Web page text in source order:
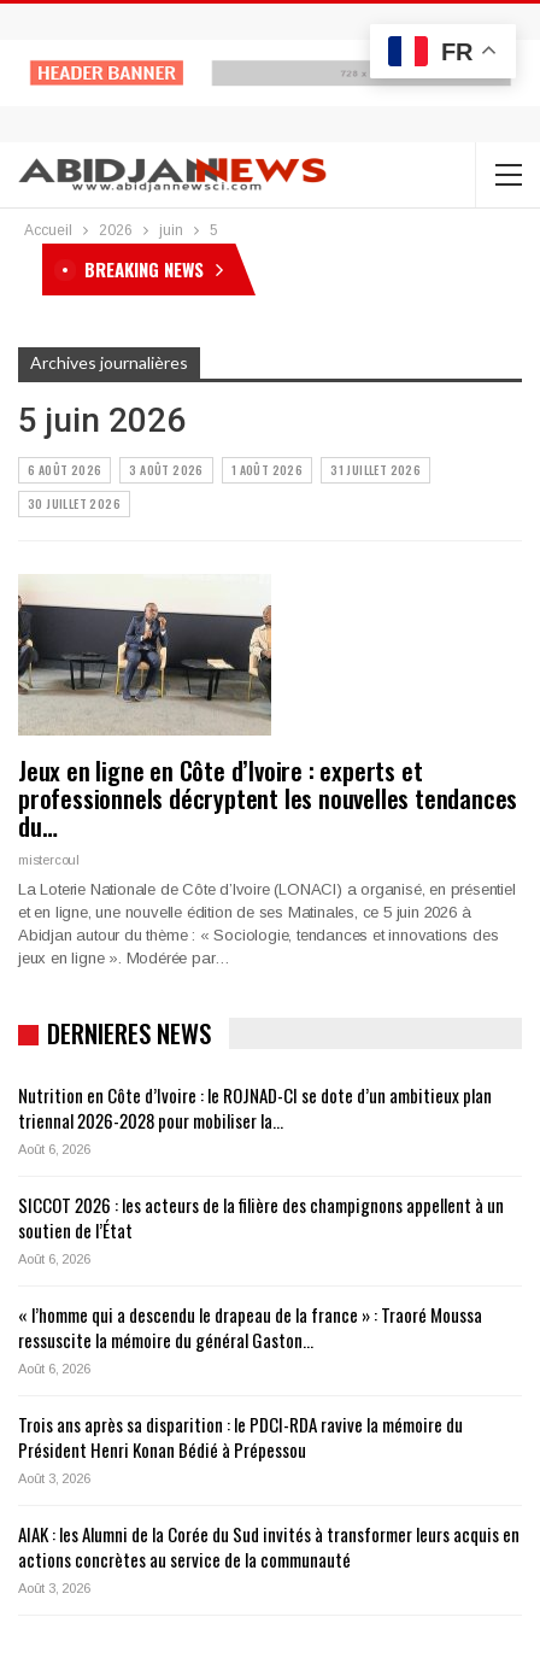
Accueil 2026 juin 5
BREAKING NEWS
Archives journalières
5 juin 2026
6 AOÛT 2026 3 AOÛT 2026 1 AOÛT 2026
31 JUILLET 2026
30 JUILLET 2026
Jeux en ligne en Côte d’Ivoire : experts et
professionnels décryptent les nouvelles tendances
du…
mistercoul
La Loterie Nationale de Côte d’Ivoire (LONACI) a organisé, en présentiel
et en ligne, une nouvelle édition de ses Matinales, ce 5 juin 2026 à
Abidjan autour du thème : « Sociologie, tendances et innovations des
jeux en ligne ». Modérée par…
DERNIERES NEWS
Nutrition en Côte d’Ivoire : le ROJNAD-CI se dote d’un ambitieux plan
triennal 2026-2028 pour mobiliser la…
Août 6, 2026
SICCOT 2026 : les acteurs de la filière des champignons appellent à un
soutien de l’État
Août 6, 2026
« l’homme qui a descendu le drapeau de la france » : Traoré Moussa
ressuscite la mémoire du général Gaston…
Août 6, 2026
Trois ans après sa disparition : le PDCI-RDA ravive la mémoire du
Président Henri Konan Bédié à Prépessou
Août 3, 2026
AIAK : les Alumni de la Corée du Sud invités à transformer leurs acquis en
actions concrètes au service de la communauté
Août 3, 2026
FR